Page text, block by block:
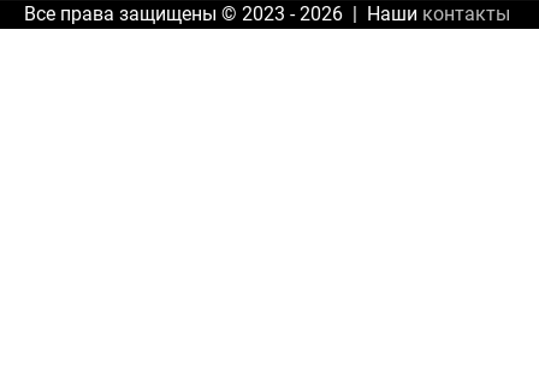
Все права защищены © 2023 - 2026 | Наши контакты